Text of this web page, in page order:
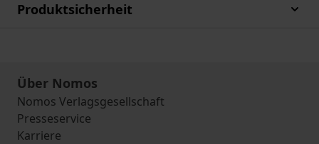
Produktsicherheit
Über Nomos
Nomos Verlagsgesellschaft
Presseservice
Karriere